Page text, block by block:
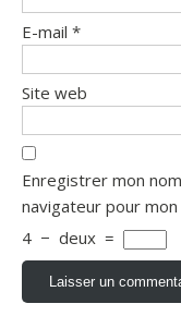
E-mail *
Site web
Enregistrer mon
navigateur pour
4 − deux =